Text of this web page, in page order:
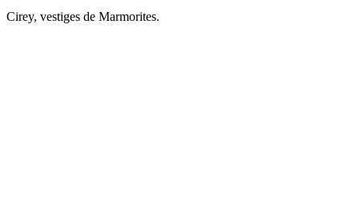
Cirey, vestiges de Marmorites.